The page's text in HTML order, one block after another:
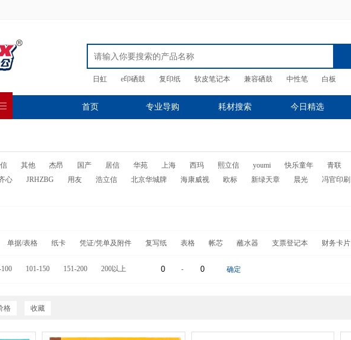
日虹 e印硒鼓 复印纸 软皮笔记本 兼容硒鼓 中性笔 白板
首页 专业导购 耗材搜索 今日精选
其他 杰昂 国产 居信 华苑 上海 西玛 熙立信 youmi 快乐童年 青联
心 JRHZBG 用友 浩立信 北京华城牌 海康威视 欧标 新绿天章 晨光 冯官印刷
单据/表格 纸卡 凭证/凭单及附件 复写纸 表格 帐芯 蘸水器 支票登记本 财务卡片
101-150 151-200 200以上 - 确定
格 收藏